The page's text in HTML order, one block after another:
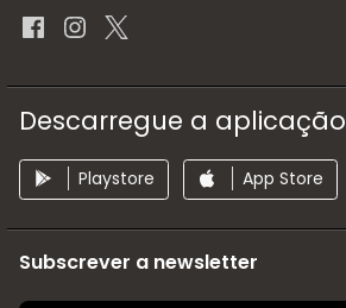
Descarregue a aplicação
Playstore App Store
Subscrever a newsletter